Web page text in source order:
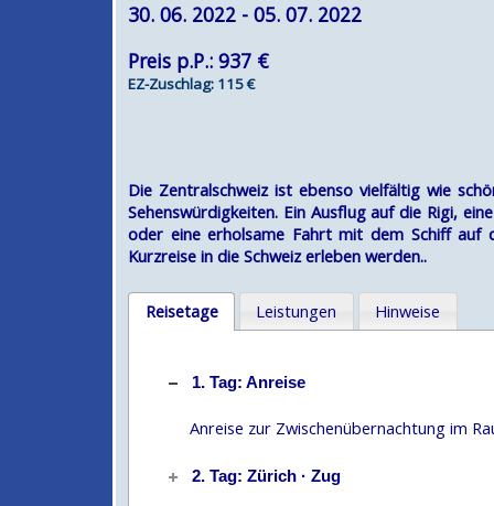
30. 06. 2022 - 05. 07. 2022
Preis p.P.: 937 €
EZ-Zuschlag: 115 €
Die Zentralschweiz ist ebenso vielfältig wie
Sehenswürdigkeiten. Ein Ausflug auf die Rigi,
oder eine erholsame Fahrt mit dem Schiff auf
Kurzreise in die Schweiz erleben werden..
Reisetage Leistungen Hinweise
1. Tag: Anreise
Anreise zur Zwischenübernachtung im
2. Tag: Zürich · Zug